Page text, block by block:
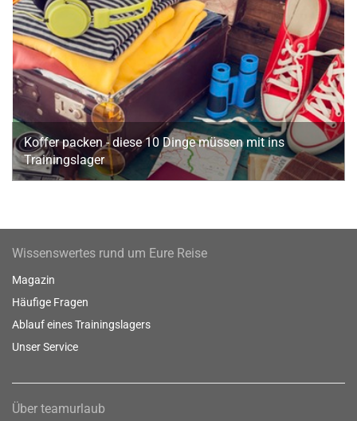
Koffer packen - diese 10 Dinge müssen mit ins
Trainingslager
Wissenswertes rund um Eure Reise
Magazin
Häufige Fragen
Ablauf eines Trainingslagers
Unser Service
Über teamurlaub